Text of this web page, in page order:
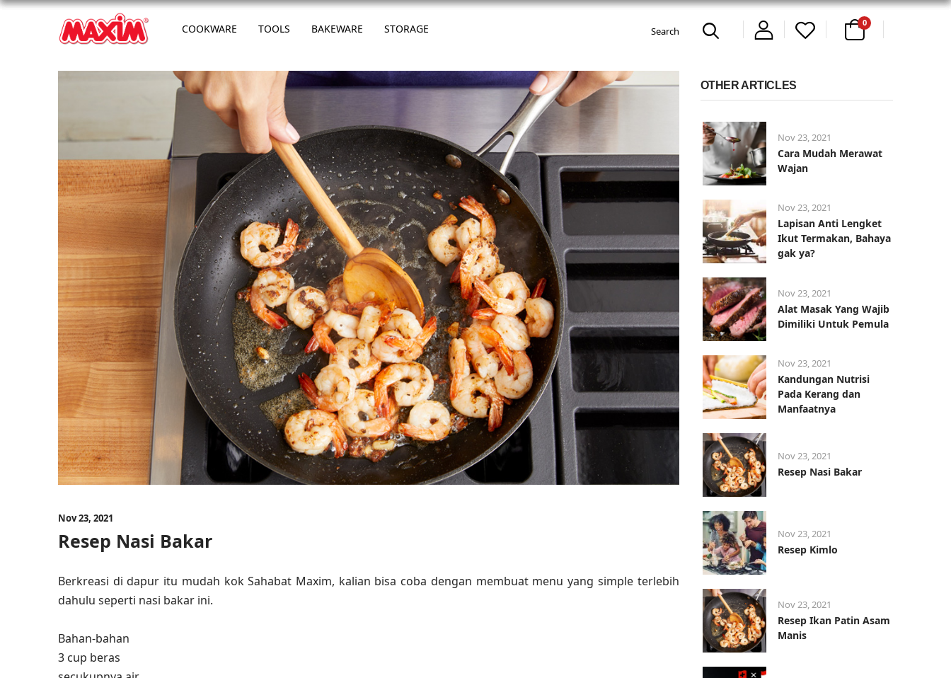
COOKWARE TOOLS BAKEWARE STORAGE 0
Nov 23, 2021
Resep Nasi Bakar
Berkreasi di dapur itu mudah kok Sahabat Maxim, kalian bisa coba dengan membuat menu yang simple terlebih
dahulu seperti nasi bakar ini.
Bahan-bahan
3 cup beras
OTHER ARTICLES
Nov 23, 2021
Cara Mudah Merawat
Wajan
Nov 23, 2021
Lapisan Anti Lengket
Ikut Termakan, Bahaya
gak ya?
Nov 23, 2021
Alat Masak Yang Wajib
Dimiliki Untuk Pemula
Nov 23, 2021
Kandungan Nutrisi
Pada Kerang dan
Manfaatnya
Nov 23, 2021
Resep Nasi Bakar
Nov 23, 2021
Resep Kimlo
Nov 23, 2021
Resep Ikan Patin Asam
Manis